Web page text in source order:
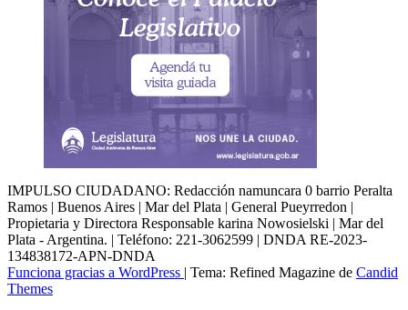
IMPULSO CIUDADANO: Redacción namuncara 0 barrio Peralta
Ramos | Buenos Aires | Mar del Plata | General Pueyrredon |
Propietaria y Directora Responsable karina Nowosielski | Mar del
Plata - Argentina. | Teléfono: 221-3062599 | DNDA RE-2023-
134838172-APN-DNDA
Funciona gracias a WordPress | Tema: Refined Magazine de Candid
Themes